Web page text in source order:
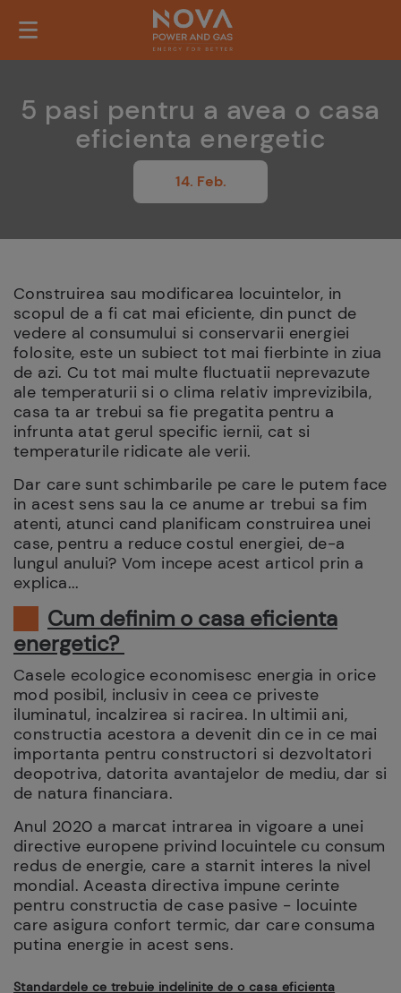
5 pasi pentru a avea o casa
eficienta energetic
14. Feb.
Construirea sau modificarea locuintelor, in
scopul de a fi cat mai eficiente, din punct de
vedere al consumului si conservarii energiei
folosite, este un subiect tot mai fierbinte in ziua
de azi. Cu tot mai multe fluctuatii neprevazute
ale temperaturii si o clima relativ imprevizibila,
casa ta ar trebui sa fie pregatita pentru a
infrunta atat gerul specific iernii, cat si
temperaturile ridicate ale verii.
Dar care sunt schimbarile pe care le putem face
in acest sens sau la ce anume ar trebui sa fim
atenti, atunci cand planificam construirea unei
case, pentru a reduce costul energiei, de-a
lungul anului? Vom incepe acest articol prin a
explica...
Cum definim o casa eficienta
energetic?
Casele ecologice economisesc energia in orice
mod posibil, inclusiv in ceea ce priveste
iluminatul, incalzirea si racirea. In ultimii ani,
constructia acestora a devenit din ce in ce mai
importanta pentru constructori si dezvoltatori
deopotriva, datorita avantajelor de mediu, dar si
de natura financiara.
Anul 2020 a marcat intrarea in vigoare a unei
directive europene privind locuintele cu consum
redus de energie, care a starnit interes la nivel
mondial. Aceasta directiva impune cerinte
pentru constructia de case pasive - locuinte
care asigura confort termic, dar care consuma
putina energie in acest sens.
Standardele ce trebuie indelinite de o casa eficienta